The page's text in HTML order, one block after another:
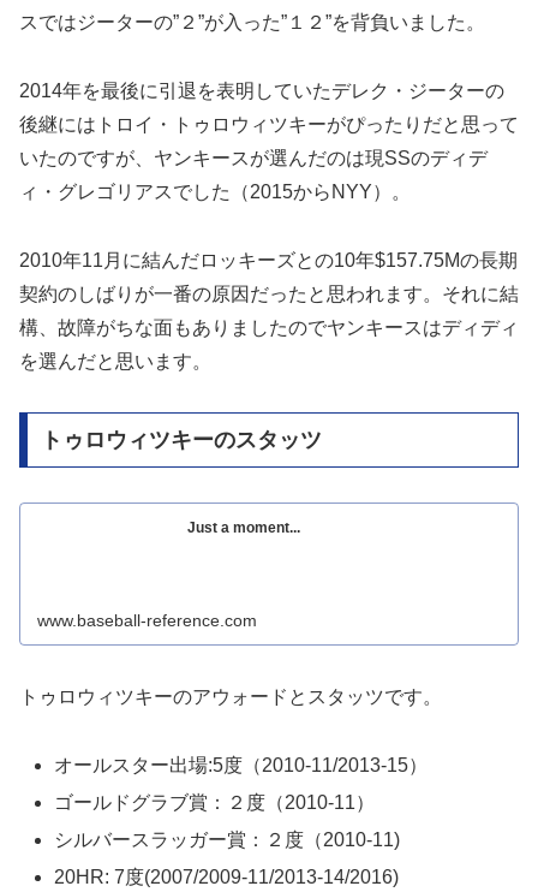
スではジーターの”２”が入った”１２”を背負いました。
2014年を最後に引退を表明していたデレク・ジーターの
後継にはトロイ・トゥロウィツキーがぴったりだと思って
いたのですが、ヤンキースが選んだのは現SSのディデ
ィ・グレゴリアスでした（2015からNYY）。
2010年11月に結んだロッキーズとの10年$157.75Mの長期
契約のしばりが一番の原因だったと思われます。それに結
構、故障がちな面もありましたのでヤンキースはディディ
を選んだと思います。
トゥロウィツキーのスタッツ
Just a moment...
www.baseball-reference.com
トゥロウィツキーのアウォードとスタッツです。
オールスター出場:5度（2010-11/2013-15）
ゴールドグラブ賞：２度（2010-11）
シルバースラッガー賞：２度（2010-11)
20HR: 7度(2007/2009-11/2013-14/2016)